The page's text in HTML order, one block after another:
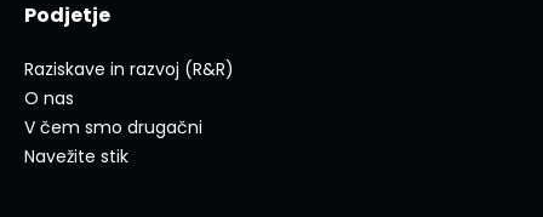
Podjetje
Raziskave in razvoj (R&R)
O nas
V čem smo drugačni
Navežite stik